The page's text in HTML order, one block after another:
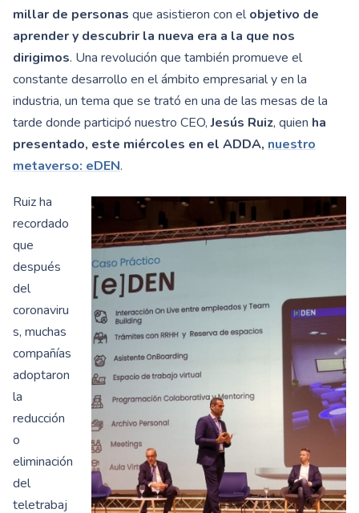
millar de personas que asistieron con elobjetivo de
aprender y descubrir la nueva era a la que nos
dirigimos. Una revolución que también promueve el
constante desarrollo en el ámbito empresarial y en la
industria, un tema que se trató en una de las mesas de la
tarde donde participó nuestro CEO,Jesús Ruiz, quien ha
presentado, este miércoles en el ADDA, nuestro
metaverso: eDEN.
Ruiz ha
recordado
que
después
del
coronaviru
s, muchas
compañías
adoptaron
la
reducción
o
eliminación
del
teletrabaj